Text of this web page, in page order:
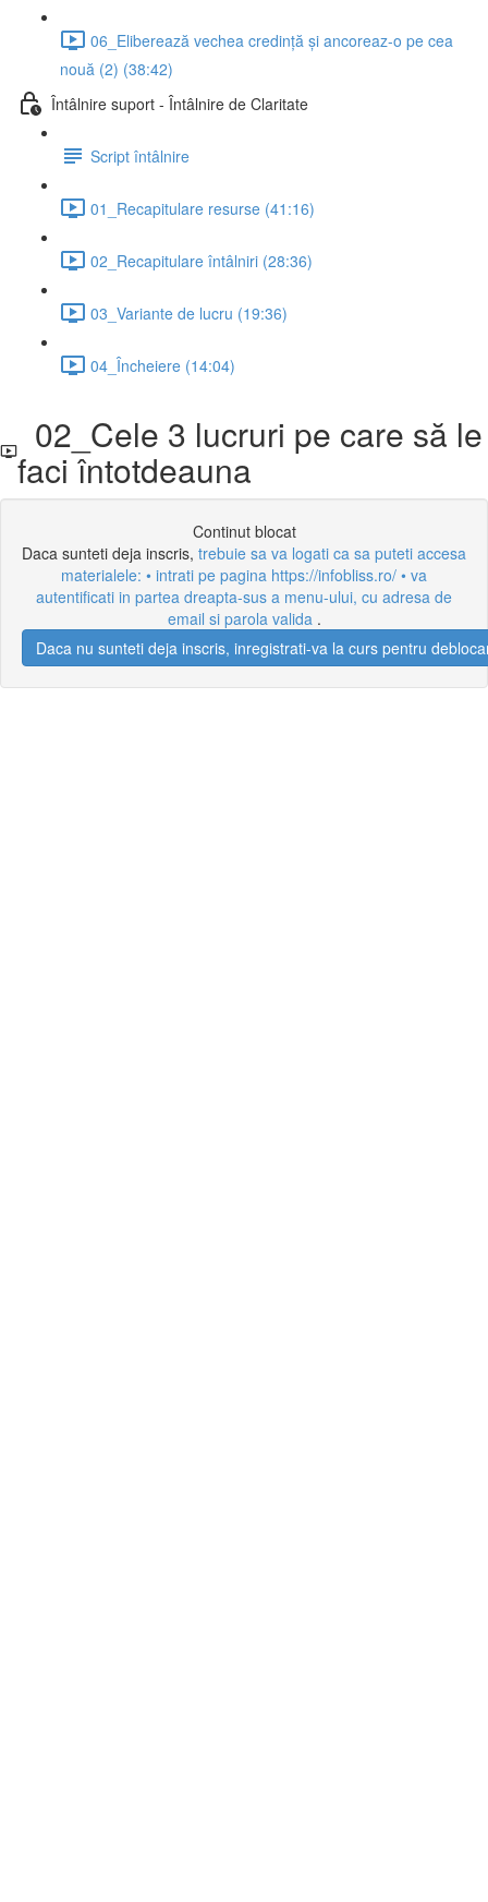
06_Eliberează vechea credință și ancoreaz-o pe cea
nouă (2) (38:42)
Întâlnire suport - Întâlnire de Claritate
Script întâlnire
01_Recapitulare resurse (41:16)
02_Recapitulare întâlniri (28:36)
03_Variante de lucru (19:36)
04_Încheiere (14:04)
02_Cele 3 lucruri pe care să le
faci întotdeauna
Continut blocat
Daca sunteti deja inscris, trebuie sa va logati ca sa puteti accesa
materialele: • intrati pe pagina https://infobliss.ro/ • va
autentificati in partea dreapta-sus a menu-ului, cu adresa de
email si parola valida .
Daca nu sunteti deja inscris, inregistrati-va la curs pentru